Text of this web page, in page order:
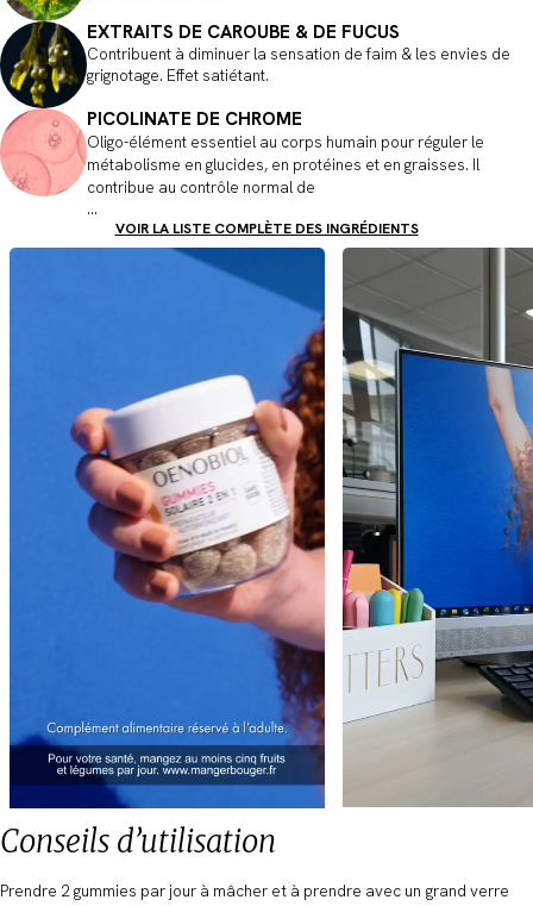
EXTRAITS DE CAROUBE & DE FUCUS
Contribuent à diminuer la sensation de faim & les envies de
grignotage. Effet satiétant.
PICOLINATE DE CHROME
Oligo-élément essentiel au corps humain pour réguler le
métabolisme en glucides, en protéines et en graisses. Il
contribue au contrôle normal de
...
VOIR LA LISTE COMPLÈTE DES INGRÉDIENTS
Conseils d’utilisation
Prendre 2 gummies par jour à mâcher et à prendre avec un grand verre